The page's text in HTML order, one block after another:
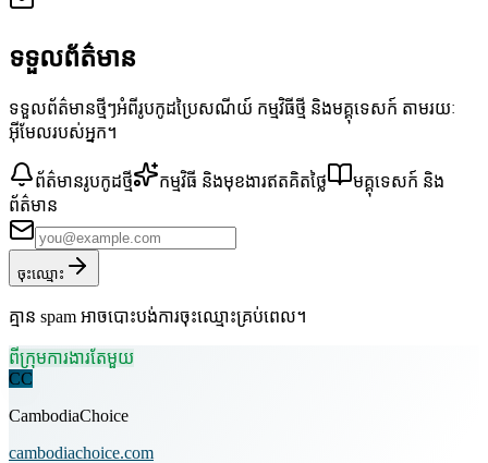
ទទួលព័ត៌មាន
ទទួលព័ត៌មានថ្មីៗអំពីរូបកូដប្រៃសណីយ៍ កម្មវិធីថ្មី និងមគ្គុទេសក៍ តាមរយៈ
អ៊ីមែលរបស់អ្នក។
ព័ត៌មានរូបកូដថ្មី កម្មវិធី និងមុខងារឥតគិតថ្លៃ
មគ្គុទេសក៍ និង
ព័ត៌មាន
ចុះឈ្មោះ
គ្មាន spam អាចបោះបង់ការចុះឈ្មោះគ្រប់ពេល។
ពីក្រុមការងារតែមួយ
CC
CambodiaChoice
cambodiachoice.com